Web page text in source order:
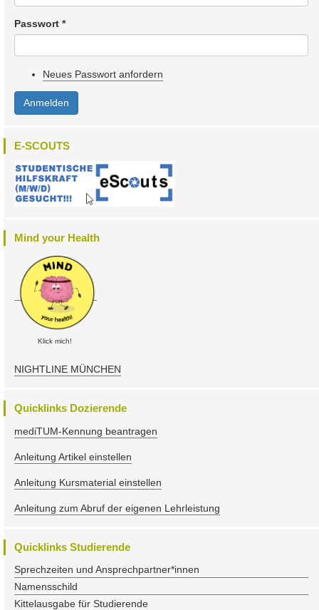
Passwort*
Neues Passwort anfordern
Anmelden
E-SCOUTS
Mind your Health
Klick mich!
NIGHTLINE MÜNCHEN
Quicklinks Dozierende
mediTUM-Kennung beantragen
Anleitung Artikel einstellen
Anleitung Kursmaterial einstellen
Anleitung zum Abruf der eigenen Lehrleistung
Quicklinks Studierende
Sprechzeiten und Ansprechpartner*innen
Namensschild
Kittelausgabe für Studierende